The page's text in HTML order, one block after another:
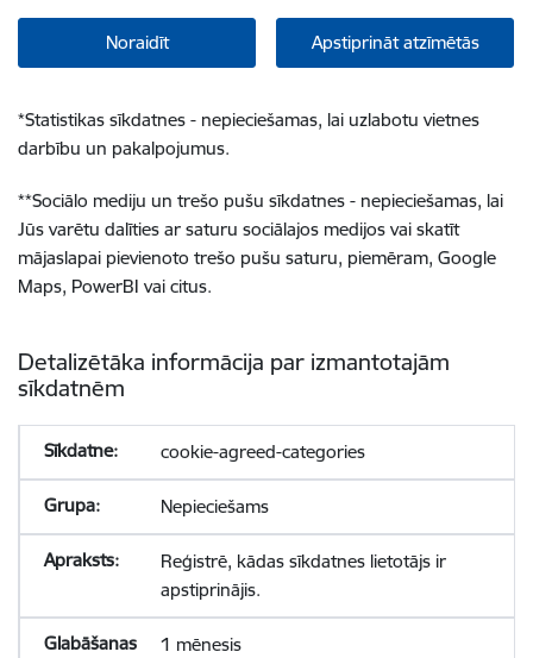
Noraidīt Apstiprināt atzīmētās
*Statistikas sīkdatnes - nepieciešamas, lai uzlabotu vietnes
darbību un pakalpojumus.
**Sociālo mediju un trešo pušu sīkdatnes - nepieciešamas, lai
Jūs varētu dalīties ar saturu sociālajos medijos vai skatīt
mājaslapai pievienoto trešo pušu saturu, piemēram, Google
Maps, PowerBI vai citus.
Detalizētāka informācija par izmantotajām
sīkdatnēm
cookie-agreed-categories
Nepieciešams
Reģistrē, kādas sīkdatnes lietotājs ir
apstiprinājis.
1 mēnesis